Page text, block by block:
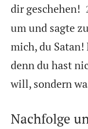
dir geschehen!
um und sagte
mich, du
denn du hast
will, sondern
Nachfolge